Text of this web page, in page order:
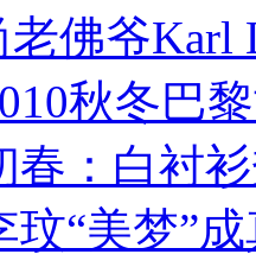
佛爷Karl
秋冬巴
春：白衬
玟“美梦”